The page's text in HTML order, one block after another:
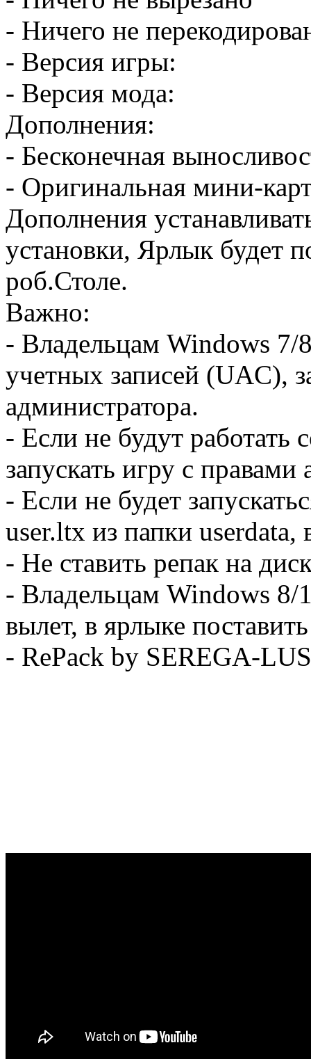
- Ничего не
- Версия игры:
- Версия мода:
Дополнения:
- Бесконечная
- Оригинальная мини-
Дополнения
установки, Ярлык будет
роб.Столе.
Важно:
- Владельцам Windows 7/
учетных записей (UAC),
администратора.
- Если не будут работать
запускать игру с
- Если не будет
user.ltx из папки
- Не ставить репак на
- Владельцам Windows 8/
вылет, в ярлыке
- RePack by SEREGA-